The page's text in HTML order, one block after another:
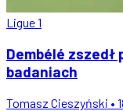
Ligue 1
Dembélé zszedł
badaniach
Tomasz Cieszyński •